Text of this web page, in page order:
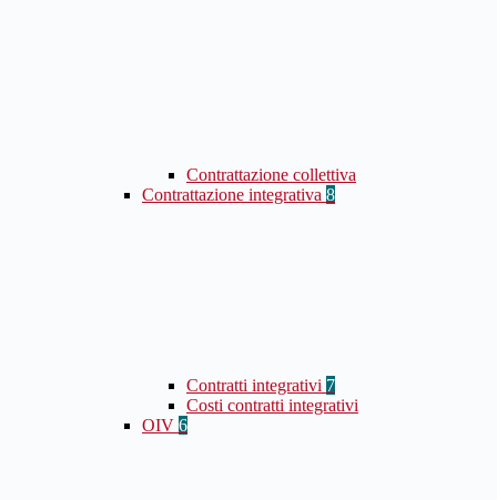
Contrattazione collettiva
Contrattazione integrativa 8
Contratti integrativi 7
Costi contratti integrativi
OIV 6